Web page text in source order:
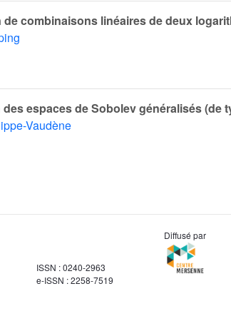
de combinaisons linéaires de deux
des espaces de Sobolev généralisés
Vaudène
ISSN : 0240-2963
e-ISSN : 2258-7519
Diffusé par